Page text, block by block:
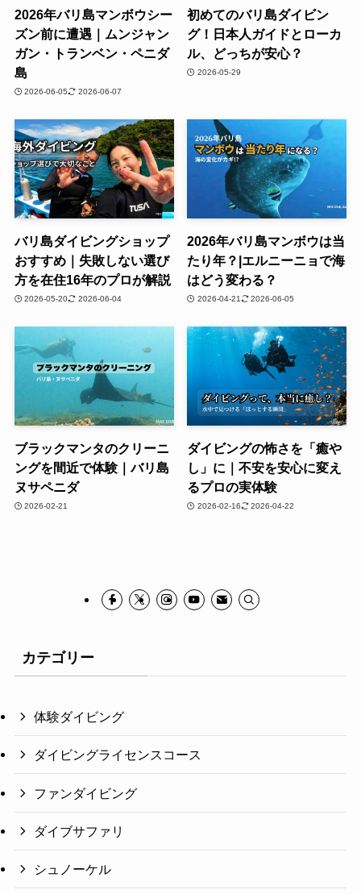
2026年バリ島マンボウシー
ズン前に遭遇｜ムンジャン
ガン・トランベン・ペニダ
島
2026-06-05 2026-06-07
初めてのバリ島ダイビン
グ！日本人ガイドとローカ
ル、どっちが安心？
2026-05-29
バリ島ダイビングショップ
おすすめ｜失敗しない選び
方を在住16年のプロが解説
2026-05-20 2026-06-04
2026年バリ島マンボウは当
たり年？|エルニーニョで海
はどう変わる？
2026-04-21 2026-06-05
ブラックマンタのクリーニ
ングを間近で体験｜バリ島
ヌサペニダ
2026-02-21
ダイビングの怖さを「癒や
し」に｜不安を安心に変え
るプロの実体験
2026-02-16 2026-04-22
カテゴリー
体験ダイビング
ダイビングライセンスコース
ファンダイビング
ダイブサファリ
シュノーケル